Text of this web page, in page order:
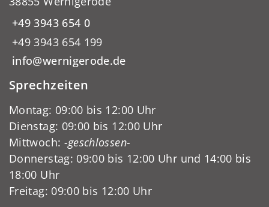
+49 3943 654 0
+49 3943 654 199
info@wernigerode.de
Sprechzeiten
Montag: 09:00 bis 12:00 Uhr
Dienstag: 09:00 bis 12:00 Uhr
Mittwoch: -geschlossen-
Donnerstag: 09:00 bis 12:00 Uhr und 14:00 bis
18:00 Uhr
Freitag: 09:00 bis 12:00 Uhr